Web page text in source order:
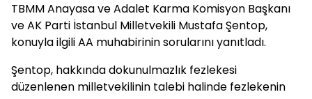
TBMM Anayasa ve Adalet Karma Komisyon Başkanı
ve AK Parti İstanbul Milletvekili Mustafa Şentop,
konuyla ilgili AA muhabirinin sorularını yanıtladı.
Şentop, hakkında dokunulmazlık fezlekesi
düzenlenen milletvekilinin talebi halinde fezlekenin